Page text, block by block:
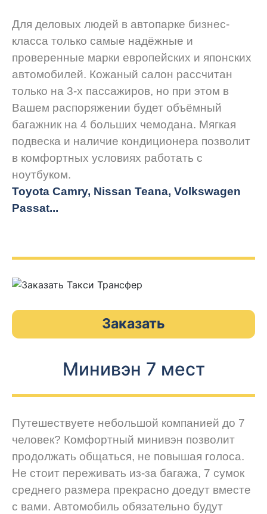
Для деловых людей в автопарке бизнес-
класса только самые надёжные и
проверенные марки европейских и японских
автомобилей. Кожаный салон рассчитан
только на 3-х пассажиров, но при этом в
Вашем распоряжении будет объёмный
багажник на 4 больших чемодана. Мягкая
подвеска и наличие кондиционера позволит
в комфортных условиях работать с
ноутбуком.
Toyota Camry, Nissan Teana, Volkswagen
Passat...
Заказать
Минивэн 7 мест
Путешествуете небольшой компанией до 7
человек? Комфортный минивэн позволит
продолжать общаться, не повышая голоса.
Не стоит переживать из-за багажа, 7 сумок
среднего размера прекрасно доедут вместе
с вами. Автомобиль обязательно будут